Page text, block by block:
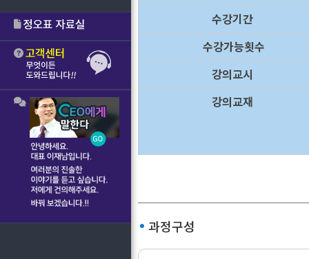
수강기간
수강가능횟수
강의교시
강의교재
과정구성